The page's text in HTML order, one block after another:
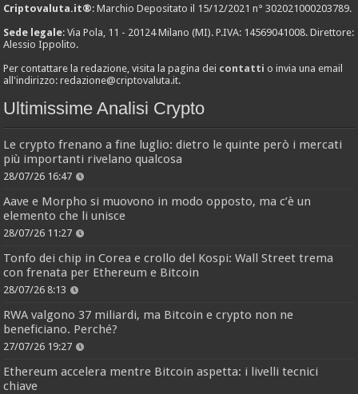
Criptovaluta.it®: Marchio Depositato il 15/12/2021 n° 302021000203789.
Sede legale: Via Pola, 11 - 20124 Milano (MI). P.IVA: 14569041008. Direttore:
Alessio Ippolito.
Per contattare la redazione, visita la pagina dei contatti o invia una email
all'indirizzo:redazione@criptovaluta.it.
Ultimissime Analisi Crypto
Le crypto frenano a fine luglio: dietro le quinte però i mercati
più importanti rivelano qualcosa
28/07/26 16:47
Aave e Morpho si muovono in modo opposto, ma c’è un
elemento che li unisce
28/07/26 11:27
Tonfo dei chip in Corea e crollo del Kospi: Wall Street trema
con frenata per Ethereum e Bitcoin
28/07/26 8:13
RWA valgono 37 miliardi, ma Bitcoin e crypto non ne
beneficiano. Perché?
27/07/26 19:27
Ethereum accelera mentre Bitcoin aspetta: i livelli tecnici
chiave